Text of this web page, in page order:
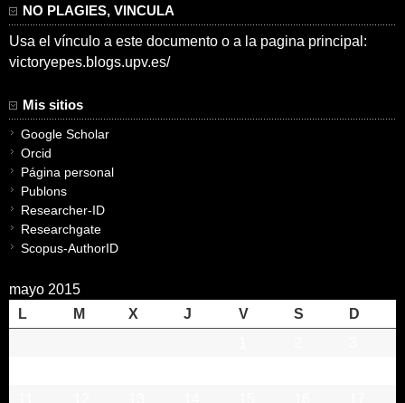
NO PLAGIES, VINCULA
Usa el vínculo a este documento o a la pagina principal:
victoryepes.blogs.upv.es/
Mis sitios
Google Scholar
Orcid
Página personal
Publons
Researcher-ID
Researchgate
Scopus-AuthorID
mayo 2015
L
M X J V S
D